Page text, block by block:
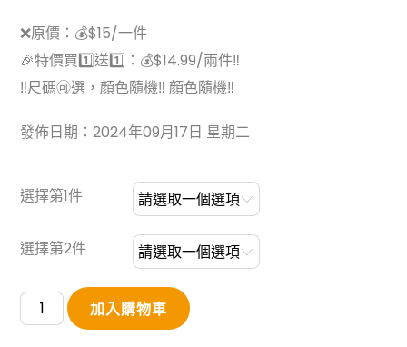
❌原價：💰$15/一件
🎉特價買1️⃣送1️⃣：💰$14.99/兩件‼
‼尺碼🉑選，顏色隨機‼ 顏色隨機‼
發佈日期：2024年09月17日 星期二
選擇第1件
選擇第2件
羔
加入購物車